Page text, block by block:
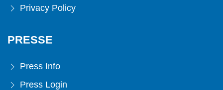
Privacy Policy
PRESSE
Press Info
Press Login